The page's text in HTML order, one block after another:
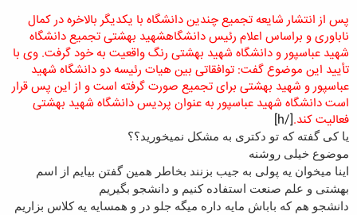
3- مسئوليت صحت کليه مندرجات تکميل شده در فرم تقاضا نامه برعهده
متقاضی می‏باشد. درصورت مشاهده هر گونه اطلاعات نادرست که متقاضی
ارائه کرده و منجر به پذيرش وی گردد، در هر مرحله از دوره، پذيرش وی لغو
می‏گردد.
4- وجه ثبت نام شرکت در آزمون به هيچ وجه مسترد نخواهد شد مگر در
صورتيکه بدليل به حد نصاب نرسيدن تعداد داوطلبان در يک رشته، دانشگاه از
پذيرش دانشجو در آن رشته صرف نظر نمايد.
پس از انتشار شایعه تجمیع چندیندانشگاه با یکدیگر بالاخره در کمال
ناباوری و براساس اعلام رئیسدانشگاهشهید بهشتی تجمیعدانشگاه
شهید عباسپور ودانشگاه شهید بهشتی رنگ واقعیت به خود گرفت. وی با
تأیید این موضوع گفت: توافقاتی بین هیات رئیسه دودانشگاه شهید
عباسپور و شهید بهشتی برای تجمیع صورت گرفته است و از این پس قرار
استدانشگاه شهید عباسپور به عنوان پردیس دانشگاه شهید بهشتی
فعالیت کند.[/h]
یا کی گفته که تو دکتری به مشکل نمیخورید؟؟
موضوع خیلی روشنه
اینا میخوان یه پولی به جیب بزنند بخاطر همین گفتن بیایم از اسم
بهشتی و علم صنعت استفاده کنیم و دانشجو بگیریم
دانشجو هم که باباش مایه داره میگه جلو در و همسایه یه کلاس بزاریم